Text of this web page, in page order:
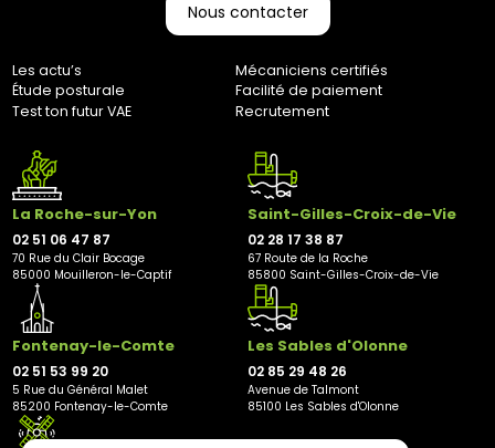
Nous contacter
Les actu’s
Mécaniciens certifiés
Étude posturale
Facilité de paiement
Test ton futur VAE
Recrutement
La Roche-sur-Yon
02 51 06 47 87
70 Rue du Clair Bocage
85000 Mouilleron-le-Captif
Saint-Gilles-Croix-de-Vie
02 28 17 38 87
67 Route de la Roche
85800 Saint-Gilles-Croix-de-Vie
Fontenay-le-Comte
02 51 53 99 20
5 Rue du Général Malet
85200 Fontenay-le-Comte
Les Sables d'Olonne
02 85 29 48 26
Avenue de Talmont
85100 Les Sables d'Olonne